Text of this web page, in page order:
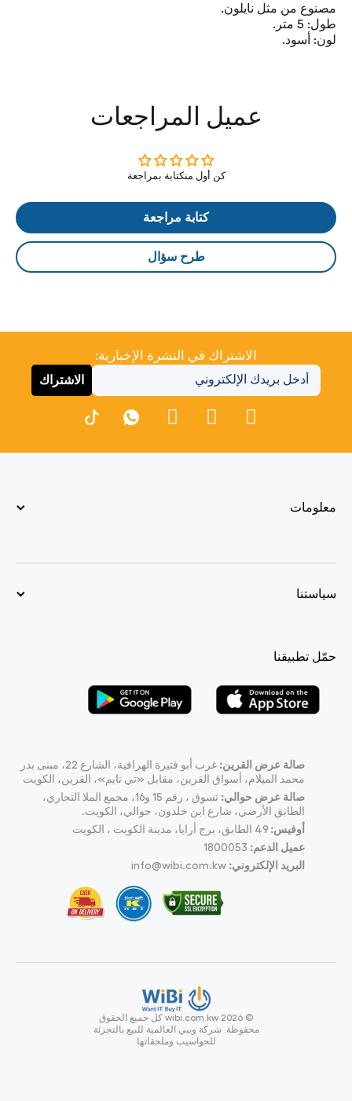
مصنوع من مثل نايلون.
طول: 5 متر.
لون: أسود.
عميل المراجعات
كن أول منكتابة بمراجعة
كتابة مراجعة
طرح سؤال
الاشتراك في النشرة الإخبارية:
الاشتراك
معلومات
سياستنا
حمّل تطبيقنا
صالة عرض القرين:
غرب أبو فتيرة الهرافية، الشارع 22، مبنى بدر
محمد الميلام، أسواق القرين، مقابل «تي تايم»، القرين، الكويت
صالة عرض حوالي:
تسوق ، رقم 15 و16، مجمع الملا التجاري،
الطابق الأرضي، شارع ابن خلدون، حوالي، الكويت.
أوفيس:
الطابق، برج أرايا، مدينة الكويت ، الكويت
عميل الدعم: 1800053
البريد الإلكتروني: info@wibi.com.kw
© wibi.com.kw 2026
كل جميع الحقوق
محفوظة. شركة ويبي العالمية للبيع بالتجزئة
للحواسيب وملحقاتها